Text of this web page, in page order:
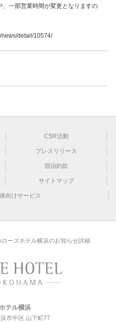
一部営業時間が変更となりますの
news/detail/10574/
CSR活動
プレスリリース
宿泊約款
サイトマップ
向けサービス
ーズホテル横浜のお知らせ詳細
テル横浜
市中区 山下町77